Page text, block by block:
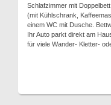
Schlafzimmer mit
(mit Kühlschrank,
einem WC mit Dusche.
Ihr Auto parkt direkt am
für viele Wander- Kletter-